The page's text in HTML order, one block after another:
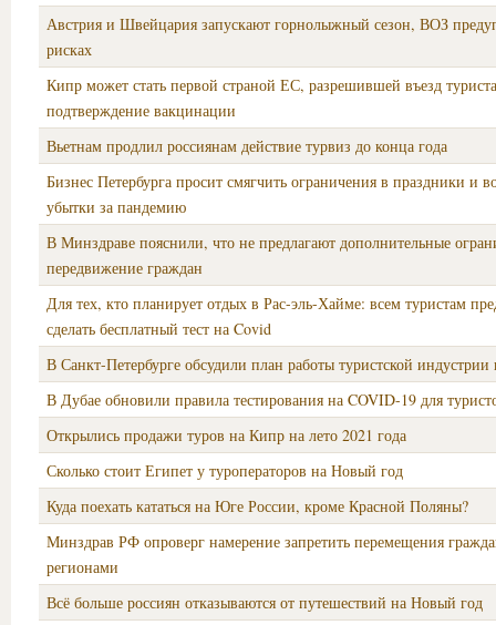
Австрия и Швейцария запускают горнолыжный сезон, ВОЗ
рисках
Кипр может стать первой страной ЕС, разрешившей въезд
подтверждение вакцинации
Вьетнам продлил россиянам действие турвиз до конца года
Бизнес Петербурга просит смягчить ограничения в праздники и
убытки за пандемию
В Минздраве пояснили, что не предлагают дополнительные
передвижение граждан
Для тех, кто планирует отдых в Рас-эль-Хайме: всем туристам
сделать бесплатный тест на Covid
В Санкт-Петербурге обсудили план работы туристской индустрии
В Дубае обновили правила тестирования на COVID-19 для
Открылись продажи туров на Кипр на лето 2021 года
Сколько стоит Египет у туроператоров на Новый год
Куда поехать кататься на Юге России, кроме Красной Поляны?
Минздрав РФ опроверг намерение запретить перемещения
регионами
Всё больше россиян отказываются от путешествий на Новый год